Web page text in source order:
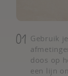
Gebruik
doos op
een lijn